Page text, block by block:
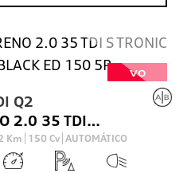
VO
Q2
TODOTERRENO 2.0 35 TDI S TRONIC ADRENALIN BLACK ED 150 5P
Km 150 Cv AUTOMÁTICO